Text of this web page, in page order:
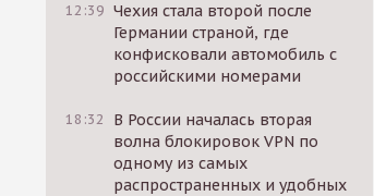
12:39 Чехия стала второй после
Германии страной, где
конфисковали автомобиль с
российскими номерами
18:32
В России началась вторая
волна блокировок VPN по
одному из самых
распространенных и удобных